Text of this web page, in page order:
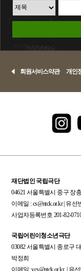
회원서비스약관 개인
재단법인 국립극단
04621 서울특별시 중구 장
이메일 : cs@ntck.or.kr | 유선
사업자등록번호 201-82-
국립어린이청소년극단
03082 서울특별시 종로구
박정희
이메일: ycs@ntck.or.kr | 유